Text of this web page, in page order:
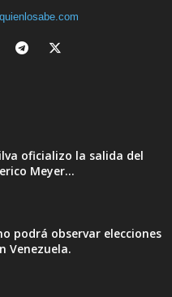
oficializo la salida del
Meyer...
podrá observar elecciones
Venezuela.